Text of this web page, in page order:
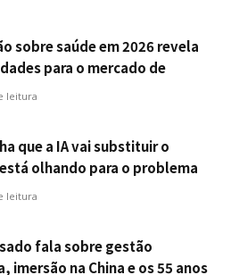
sobre saúde em 2026 revela
para o mercado de
cobertura e prevenção
leitura
que a IA vai substituir o
olhando para o problema
leitura
fala sobre gestão
imersão na China e os 55 anos